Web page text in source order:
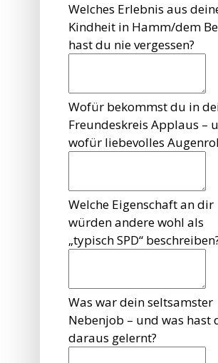
Welches Erlebnis aus
Kindheit in Hamm/dem
hast du nie vergessen?
Wofür bekommst du in
Freundeskreis Applaus –
wofür liebevolles
Welche Eigenschaft an dir
würden andere wohl als
„typisch SPD“
Was war dein seltsamster
Nebenjob – und was hast
daraus gelernt?